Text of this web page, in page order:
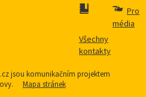
Všechny
kontakty
Pro
média
jsou komunikačním projektem
Mapa stránek